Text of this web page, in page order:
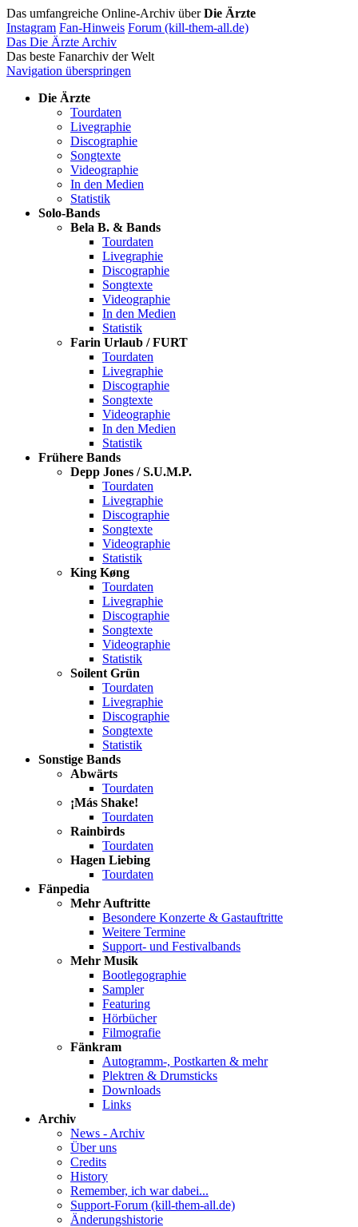
Das umfangreiche Online-Archiv überDie Ärzte
Instagram Fan-Hinweis Forum (kill-them-all.de)
Das Die Ärzte Archiv
Das beste Fanarchiv der Welt
Navigation überspringen
Die Ärzte
Tourdaten
Livegraphie
Discographie
Songtexte
Videographie
In den Medien
Statistik
Solo-Bands
Bela B. & Bands
Tourdaten
Livegraphie
Discographie
Songtexte
Videographie
In den Medien
Statistik
Farin Urlaub / FURT
Tourdaten
Livegraphie
Discographie
Songtexte
Videographie
In den Medien
Statistik
Frühere Bands
Depp Jones / S.U.M.P.
Tourdaten
Livegraphie
Discographie
Songtexte
Videographie
Statistik
King Køng
Tourdaten
Livegraphie
Discographie
Songtexte
Videographie
Statistik
Soilent Grün
Tourdaten
Livegraphie
Discographie
Songtexte
Statistik
Sonstige Bands
Abwärts
Tourdaten
¡Más Shake!
Tourdaten
Rainbirds
Tourdaten
Hagen Liebing
Tourdaten
Fänpedia
Mehr Auftritte
Besondere Konzerte & Gastauftritte
Weitere Termine
Support- und Festivalbands
Mehr Musik
Bootlegographie
Sampler
Featuring
Hörbücher
Filmografie
Fänkram
Autogramm-, Postkarten & mehr
Plektren & Drumsticks
Downloads
Links
Archiv
News - Archiv
Über uns
Credits
History
Remember, ich war dabei...
Support-Forum (kill-them-all.de)
Änderungshistorie